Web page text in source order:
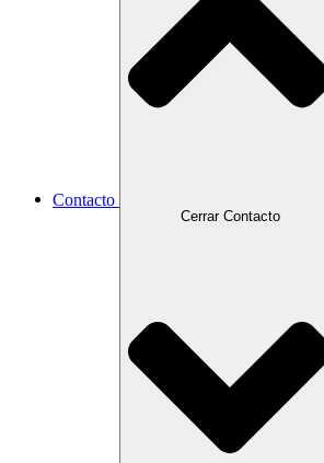
Contacto
Cerrar Contacto